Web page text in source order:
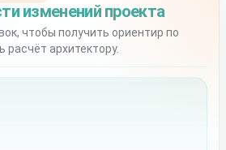
изменений проекта
чтобы получить ориентир по
расчёт архитектору.